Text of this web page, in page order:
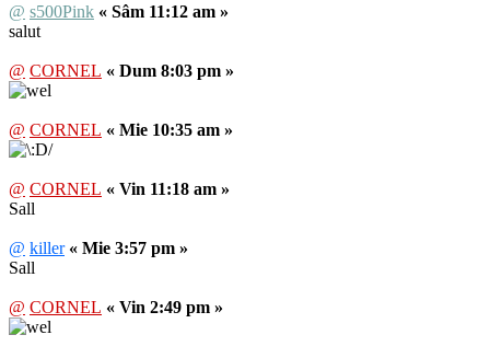
@ s500Pink « Sâm 11:12 am »
salut
@ CORNEL « Dum 8:03 pm »
@ CORNEL « Mie 10:35 am »
@ CORNEL « Vin 11:18 am »
Sall
@ killer « Mie 3:57 pm »
Sall
@ CORNEL « Vin 2:49 pm »